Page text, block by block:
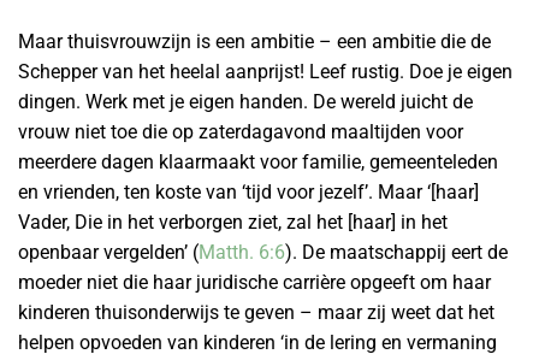
Maar thuisvrouwzijn is een ambitie – een ambitie die de
Schepper van het heelal aanprijst! Leef rustig. Doe je eigen
dingen. Werk met je eigen handen. De wereld juicht de
vrouw niet toe die op zaterdagavond maaltijden voor
meerdere dagen klaarmaakt voor familie, gemeenteleden
en vrienden, ten koste van ‘tijd voor jezelf’. Maar ‘[haar]
Vader, Die in het verborgen ziet, zal het [haar] in het
openbaar vergelden’ (Matth. 6:6). De maatschappij eert de
moeder niet die haar juridische carrière opgeeft om haar
kinderen thuisonderwijs te geven – maar zij weet dat het
helpen opvoeden van kinderen ‘in de lering en vermaning